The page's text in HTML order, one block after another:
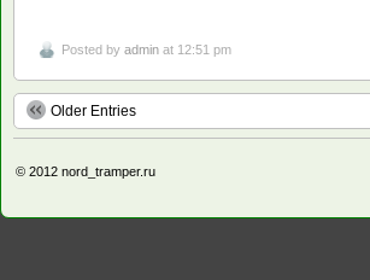
Posted by admin at 12:51 pm
Older Entries
© 2012 nord_tramper.ru